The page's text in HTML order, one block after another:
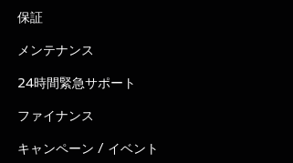
保証
メンテナンス
24時間緊急サポート
ファイナンス
キャンペーン / イベント